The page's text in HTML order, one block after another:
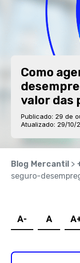
Como
valor das
Publicado: 29 de
Atualizado: 29/10/
Blog Mercantil >
seguro-
A- A